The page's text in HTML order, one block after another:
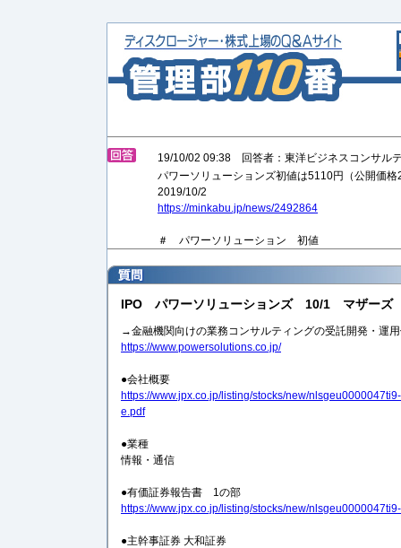
19/10/02 09:38 回答者：東洋ビジネスコンサル
パワーソリューションズ初値は5110円（公開価格
2019/10/2
https://minkabu.jp/news/2492864
＃ パワーソリューション 初値
IPO パワーソリューションズ 10/1 マザーズ
→金融機関向けの業務コンサルティングの受託開発・運
https://www.powersolutions.co.jp/
●会社概要
https://www.jpx.co.jp/listing/stocks/new/
e.pdf
●業種
情報・通信
●有価証券報告書 1の部
https://www.jpx.co.jp/listing/stocks/new/
●主幹事証券 大和証券